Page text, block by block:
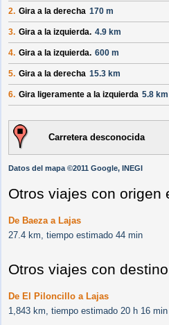
2. Gira a la derecha 170 m
3. Gira a la izquierda. 4.9 km
4. Gira a la izquierda. 600 m
5. Gira a la derecha 15.3 km
6. Gira ligeramente a la izquierda 5.8 km
Carretera desconocida
Datos del mapa ©2011 Google, INEGI
Otros viajes con origen
De Baeza a Lajas
27.4 km, tiempo estimado 44 min
Otros viajes con
De El Piloncillo a Lajas
1,843 km, tiempo estimado 20 h 16 min